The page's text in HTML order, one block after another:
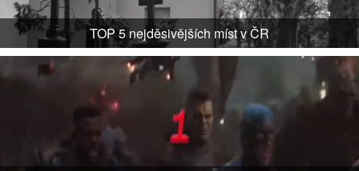
TOP 5 nejděsivějších míst v ČR